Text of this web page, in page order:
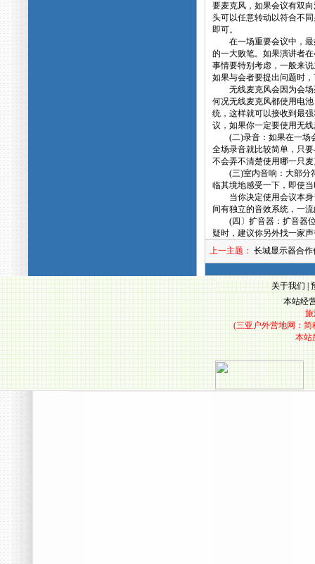
要麦克风，如果会议有双
头可以任意转动以符合不
即可。
在一场重要会议中，最
的一大败笔。如果演讲者
事情要特别考虑，一般来
如果与会者要提出问题时
无线麦克风会因为会场
何况无线麦克风都使用电
统，这样就可以接收到最
议，如果你一定要使用无
(二)录音：如果在一场会
全场录音就比较简单，只
不会弄不清楚使用哪一只
(三)室内音响：大部分符
临其境地感受一下，即使
当你决定使用会议本身
间有独立的音效系统，一
(四〕扩音器：扩音器位
疑时，建议你另外找一家
上一主题： 长城显示器合
关于我们
本站经
旅
(三亚户外营地网：简
本站